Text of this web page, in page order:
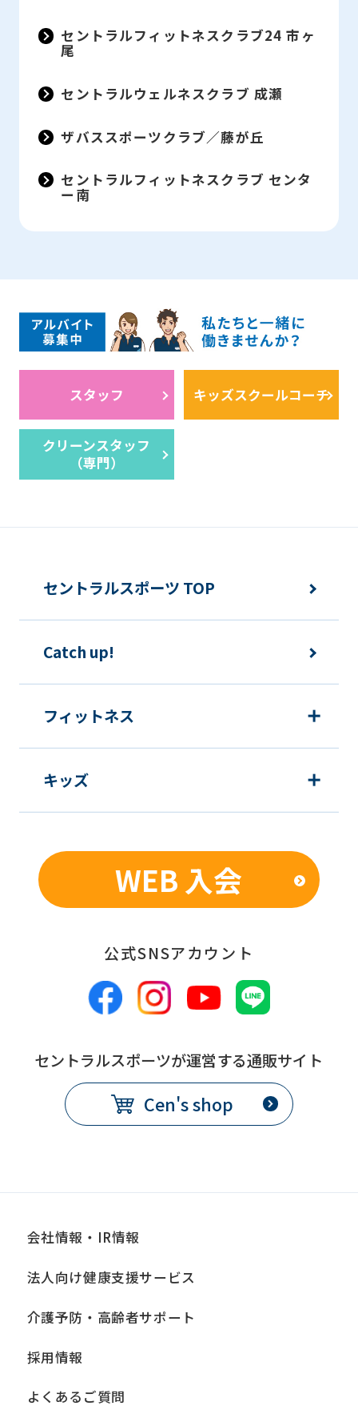
セントラルフィットネスクラブ24 市ヶ
尾
セントラルウェルネスクラブ 成瀬
ザバススポーツクラブ／藤が丘
セントラルフィットネスクラブ センタ
ー南
スタッフ キッズスクールコーチ
クリーンスタッフ
（専門）
セントラルスポーツ TOP
Catch up!
フィットネス
キッズ
WEB 入会
公式SNSアカウント
セントラルスポーツが運営する通販サイト
Cen's shop
会社情報・IR情報
法人向け健康支援サービス
介護予防・高齢者サポート
採用情報
よくあるご質問